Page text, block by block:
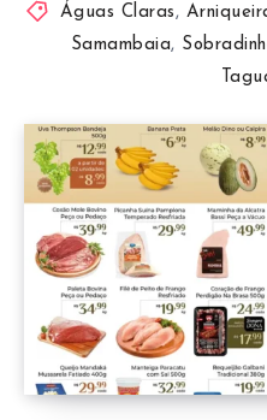
Águas Claras ,
Samambaia,